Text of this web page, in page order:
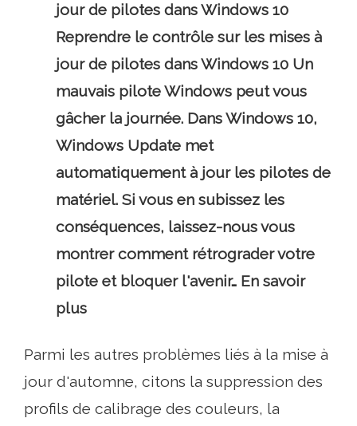
jour de pilotes dans Windows 10
Reprendre le contrôle sur les mises à
jour de pilotes dans Windows 10 Un
mauvais pilote Windows peut vous
gâcher la journée. Dans Windows 10,
Windows Update met
automatiquement à jour les pilotes de
matériel. Si vous en subissez les
conséquences, laissez-nous vous
montrer comment rétrograder votre
pilote et bloquer l'avenir… En savoir
plus
Parmi les autres problèmes liés à la mise à
jour d'automne, citons la suppression des
profils de calibrage des couleurs, la